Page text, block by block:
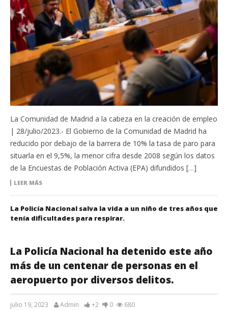
La Comunidad de Madrid a la cabeza en la creación de empleo
| 28/julio/2023.- El Gobierno de la Comunidad de Madrid ha
reducido por debajo de la barrera de 10% la tasa de paro para
situarla en el 9,5%, la menor cifra desde 2008 según los datos
de la Encuestas de Población Activa (EPA) difundidos […]
LEER MÁS
La Policía Nacional salva la vida a un niño de tres años que
tenía dificultades para respirar.
La Policía Nacional ha detenido este año
más de un centenar de personas en el
aeropuerto por diversos delitos.
julio 19, 2023 Admin +2 0 680